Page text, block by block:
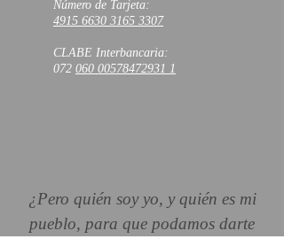
Número de Tarjeta:
4915 6630 3165 3307
CLABE Interbancaria:
072 060 00578472931 1
¿Pero quién soy yo, y quién es mi
pueblo, para que podamos darte